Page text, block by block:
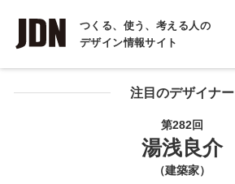
つくる、使う、考える人の
デザイン情報サイト
INTERVIEW
インタビュー
REPORT 注目のデザイナー
第282回
湯浅良介
（建築家）